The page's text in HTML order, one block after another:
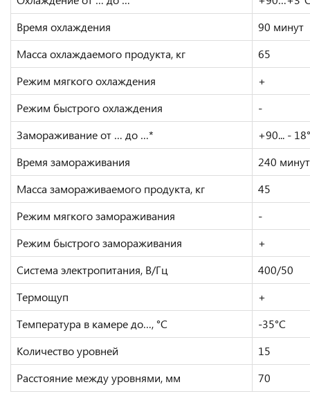
Время охлаждения
90 минут
Масса охлаждаемого продукта, кг
65
Режим мягкого охлаждения
+
Режим быстрого охлаждения
-
Замораживание от … до …*
+90... -
Время замораживания
240 минут
Масса замораживаемого продукта, кг
45
Режим мягкого замораживания
-
Режим быстрого замораживания
+
Система электропитания, В/Гц
400/50
Термощуп
+
Температура в камере до…, °С
-35°С
Количество уровней
15
Расстояние между уровнями, мм
70